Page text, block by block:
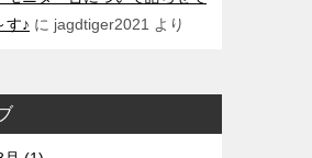
す♪ に jagdtiger2021 より